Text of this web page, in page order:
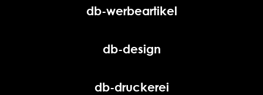
db-werbeartikel
db-design
db-druckerei